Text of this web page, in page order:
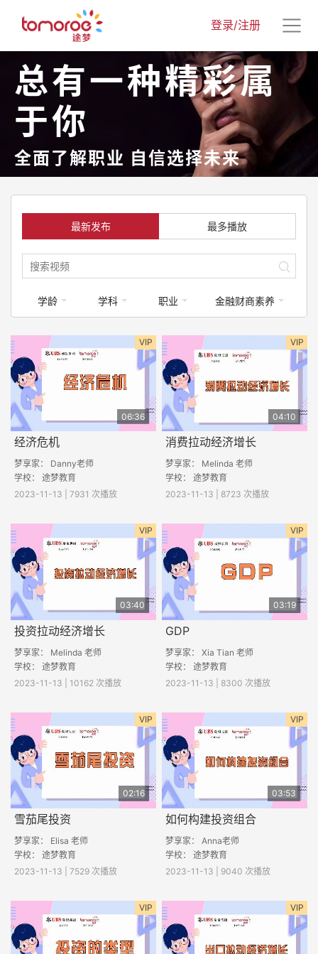
登录/注册
总有一种精彩属
于你
全面了解职业 自信选择未来
最新发布 最多播放
学龄 学科 职业 金融财商素养
VIP
06:36
经济危机
梦享家： Danny老师
学校： 途梦教育
2023-11-13 | 7931 次播放
VIP
04:10
消费拉动经济增长
梦享家： Melinda 老师
学校： 途梦教育
2023-11-13 | 8723 次播放
VIP
03:40
投资拉动经济增长
梦享家： Melinda 老师
学校： 途梦教育
2023-11-13 | 10162 次播放
VIP
03:19
GDP
梦享家： Xia Tian 老师
学校： 途梦教育
2023-11-13 | 8300 次播放
VIP
02:16
雪茄尾投资
梦享家： Elisa 老师
学校： 途梦教育
2023-11-13 | 7529 次播放
VIP
03:53
如何构建投资组合
梦享家： Anna老师
学校： 途梦教育
2023-11-13 | 9040 次播放
VIP VIP